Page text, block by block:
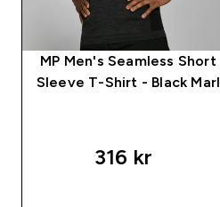
MP Men's Seamless Short
Sleeve T-Shirt - Black Marl
316 kr‎